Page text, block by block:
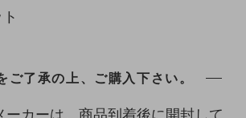
ご了承の上、ご購入下さい。
ーカーは、商品到着後に開封して